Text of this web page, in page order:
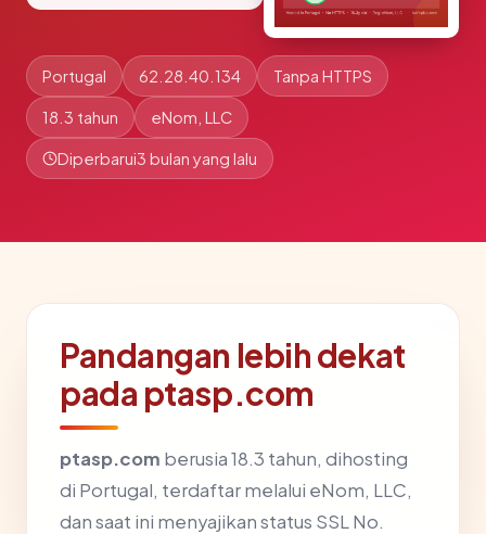
Portugal 62.28.40.134 Tanpa HTTPS
18.3 tahun eNom, LLC
Diperbarui3 bulan yang lalu
Pandangan lebih dekat
pada ptasp.com
ptasp.com berusia 18.3 tahun, dihosting
di Portugal, terdaftar melalui eNom, LLC,
dan saat ini menyajikan status SSL No.